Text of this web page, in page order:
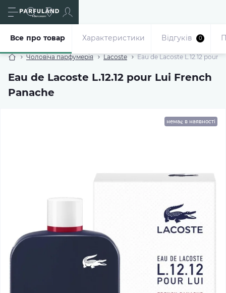
Чоловіча парфумерія Lacoste Eau de Lacoste L.12.12 pour
Eau de Lacoste L.12.12 pour Lui French
Panache
Все про товар Характеристики Відгуків 0
немає в наявності